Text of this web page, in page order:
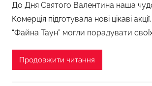
До Дня Святого Валентина наша
Комерція підготувала нові цікаві
“Файна Таун” могли порадувати
Продовжити читання